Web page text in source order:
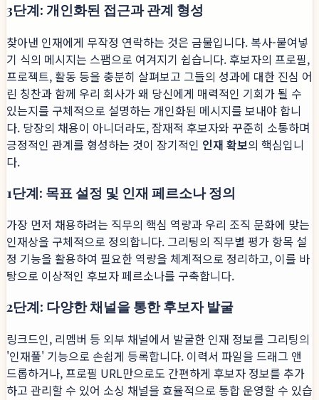
3단계: 개인화된 접근과 관계 형성
찾아낸 인재에게 무작정 연락하는 것은 금물입니다. 복사-붙여넣
기 식의 메시지는 스팸으로 여겨지기 쉽습니다. 후보자의 프로필,
프로젝트, 활동 등을 충분히 살펴보고 그들의 성과에 대한 진심 어
린 칭찬과 함께 우리 회사가 왜 당신에게 매력적인 기회가 될 수
있는지를 구체적으로 설명하는 개인화된 메시지를 보내야 합니
다. 당장의 채용이 아니더라도, 잠재적 후보자와 꾸준히 소통하며
긍정적인 관계를 형성하는 것이 장기적인 인재 확보의 핵심입니
다.
1단계: 목표 설정 및 인재 페르소나 정의
가장 먼저 채용하려는 직무의 핵심 역량과 우리 조직 문화에 맞는
인재상을 구체적으로 정의합니다. 그리팅의 직무별 평가 항목 설
정 기능을 활용하여 필요한 역량을 체계적으로 정리하고, 이를 바
탕으로 이상적인 후보자 페르소나를 구축합니다.
2단계: 다양한 채널을 통한 후보자 발굴
링크드인, 리멤버 등 외부 채널에서 발굴한 인재 정보를 그리팅의
'인재풀' 기능으로 손쉽게 등록합니다. 이력서 파일을 드래그 앤
드롭하거나, 프로필 URL만으로도 간편하게 후보자 정보를 추가
하고 관리할 수 있어 소싱 채널을 효율적으로 통합 운영할 수 있습